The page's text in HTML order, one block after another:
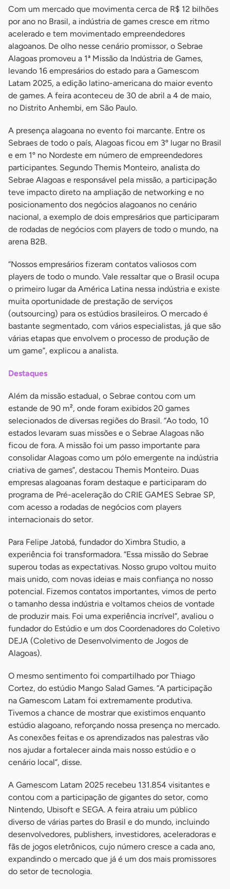
Com um mercado que movimenta cerca de R$ 12 bilhões
por ano no Brasil, a indústria de games cresce em ritmo
acelerado e tem movimentado empreendedores
alagoanos. De olho nesse cenário promissor, o Sebrae
Alagoas promoveu a 1ª Missão da Indústria de Games,
levando 16 empresários do estado para a Gamescom
Latam 2025, a edição latino-americana do maior evento
de games. A feira aconteceu de 30 de abril a 4 de maio,
no Distrito Anhembi, em São Paulo.
A presença alagoana no evento foi marcante. Entre os
Sebraes de todo o país, Alagoas ficou em 3º lugar no Brasil
e em 1º no Nordeste em número de empreendedores
participantes. Segundo Themis Monteiro, analista do
Sebrae Alagoas e responsável pela missão, a participação
teve impacto direto na ampliação de networking e no
posicionamento dos negócios alagoanos no cenário
nacional, a exemplo de dois empresários que participaram
de rodadas de negócios com players de todo o mundo, na
arena B2B.
“Nossos empresários fizeram contatos valiosos com
players de todo o mundo. Vale ressaltar que o Brasil ocupa
o primeiro lugar da América Latina nessa indústria e existe
muita oportunidade de prestação de serviços
(outsourcing) para os estúdios brasileiros. O mercado é
bastante segmentado, com vários especialistas, já que são
várias etapas que envolvem o processo de produção de
um game”, explicou a analista.
Destaques
Além da missão estadual, o Sebrae contou com um
estande de 90 m², onde foram exibidos 20 games
selecionados de diversas regiões do Brasil. “Ao todo, 10
estados levaram suas missões e o Sebrae Alagoas não
ficou de fora. A missão foi um passo importante para
consolidar Alagoas como um pólo emergente na indústria
criativa de games”, destacou Themis Monteiro. Duas
empresas alagoanas foram destaque e participaram do
programa de Pré-aceleração do CRIE GAMES Sebrae SP,
com acesso a rodadas de negócios com players
internacionais do setor.
Para Felipe Jatobá, fundador do Ximbra Studio, a
experiência foi transformadora. “Essa missão do Sebrae
superou todas as expectativas. Nosso grupo voltou muito
mais unido, com novas ideias e mais confiança no nosso
potencial. Fizemos contatos importantes, vimos de perto
o tamanho dessa indústria e voltamos cheios de vontade
de produzir mais. Foi uma experiência incrível”, avaliou o
fundador do Estúdio e um dos Coordenadores do Coletivo
DEJA (Coletivo de Desenvolvimento de Jogos de
Alagoas).
O mesmo sentimento foi compartilhado por Thiago
Cortez, do estúdio Mango Salad Games. “A participação
na Gamescom Latam foi extremamente produtiva.
Tivemos a chance de mostrar que existimos enquanto
estúdio alagoano, reforçando nossa presença no mercado.
As conexões feitas e os aprendizados nas palestras vão
nos ajudar a fortalecer ainda mais nosso estúdio e o
cenário local”, disse.
A Gamescom Latam 2025 recebeu 131.854 visitantes e
contou com a participação de gigantes do setor, como
Nintendo, Ubisoft e SEGA. A feira atraiu um público
diverso de várias partes do Brasil e do mundo, incluindo
desenvolvedores, publishers, investidores, aceleradoras e
fãs de jogos eletrônicos, cujo número cresce a cada ano,
expandindo o mercado que já é um dos mais promissores
do setor de tecnologia.